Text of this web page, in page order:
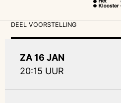
DEEL VOORSTELLING
ZA 16 JAN
20:15 UUR